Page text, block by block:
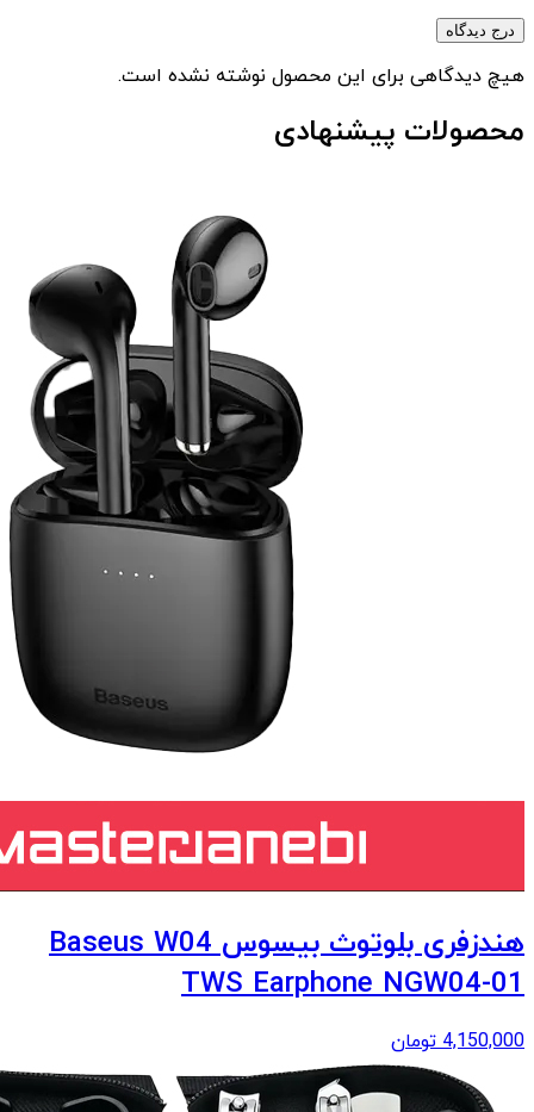
درج دیدگاه
هیچ دیدگاهی برای این محصول نوشته نشده است.
محصولات پیشنهادی
هندزفری بلوتوث بیسوس Baseus W04
TWS Earphone NGW04-01
4,150,000 تومان